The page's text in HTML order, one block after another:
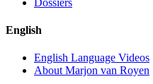
English
English Language Videos
About Marjon van Royen